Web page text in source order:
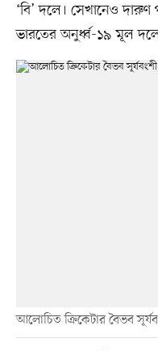
‘বি’ দলে। সেখানেও
ভারতের অনুর্ধ্ব-১৯ মূল
আলোচিত ক্রিকেটার বৈভব